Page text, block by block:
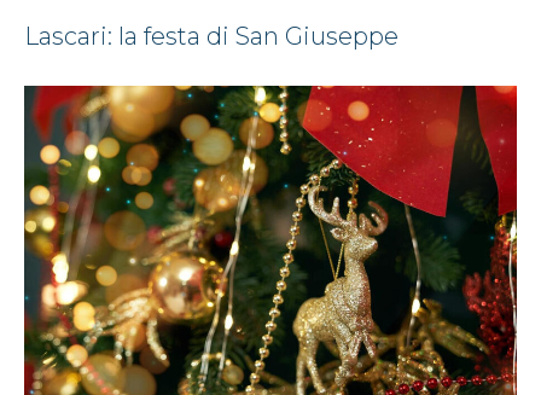
Lascari: la festa di San Giuseppe